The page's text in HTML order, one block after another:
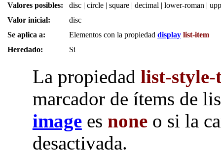
Valores posibles:
disc | circle | square | decimal | lower-roman |
Valor inicial:
disc
Se aplica a:
Elementos con la propiedad display list-item
Heredado:
Si
La propiedad list-style-
marcador de ítems de
imagees noneo si la
desactivada.